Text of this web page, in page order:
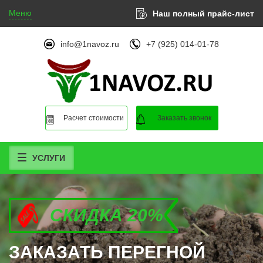
Меню Наш полный прайс-лист
info@1navoz.ru +7 (925) 014-01-78
Расчет стоимости Заказать звонок
УСЛУГИ
СКИДКА 20%
ЗАКАЗАТЬ ПЕРЕГНОЙ
СКИДКА 20%
ЗАКАЗАТЬ ПЕРЕГНОЙ
СКИДКА 20%
ЗАКАЗАТЬ ПЕРЕГНОЙ